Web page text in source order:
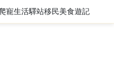
寵生活驛站移民美食遊記